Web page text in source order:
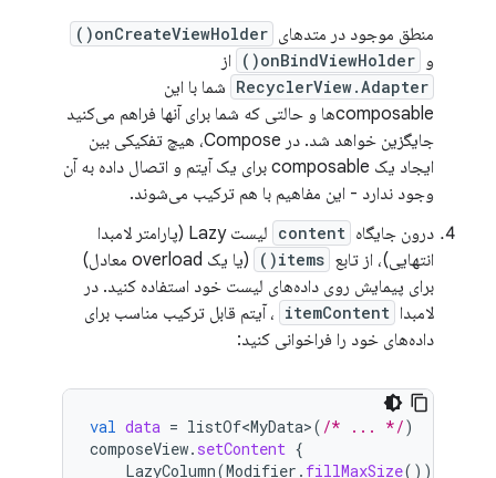
منطق موجود در متدهای onCreateViewHolder()
و onBindViewHolder() از
RecyclerView.Adapter شما با این
composableها و حالتی که شما برای آنها فراهم می‌کنید
جایگزین خواهد شد. در Compose، هیچ تفکیکی بین
ایجاد یک composable برای یک آیتم و اتصال داده به آن
وجود ندارد - این مفاهیم با هم ترکیب می‌شوند.
درون جایگاه content
لیست Lazy (پارامتر لامبدا
انتهایی)، از تابع items()
(یا یک overload معادل)
برای پیمایش روی داده‌های لیست خود استفاده کنید. در
لامبدا itemContent ، آیتم قابل ترکیب مناسب برای
داده‌های خود را فراخوانی کنید:
val data = listOf<MyData>( /* ... */)
composeView. setContent {
LazyColumn(Modifier . fillMaxSize())